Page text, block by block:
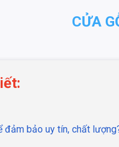
CỬA
đảm bảo uy tín, chất